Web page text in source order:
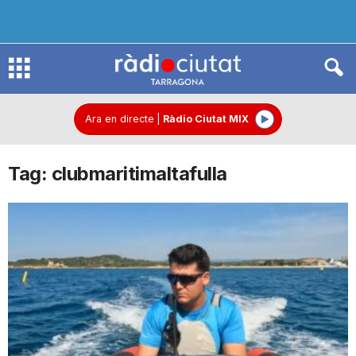
R
d
o
C
Ara en directe Ràdio Ciutat MIX
Tag: clubmaritimaltafulla